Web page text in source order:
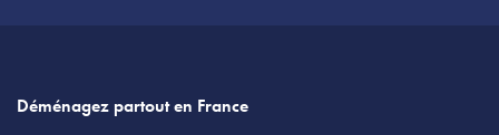
Déménagez partout en France